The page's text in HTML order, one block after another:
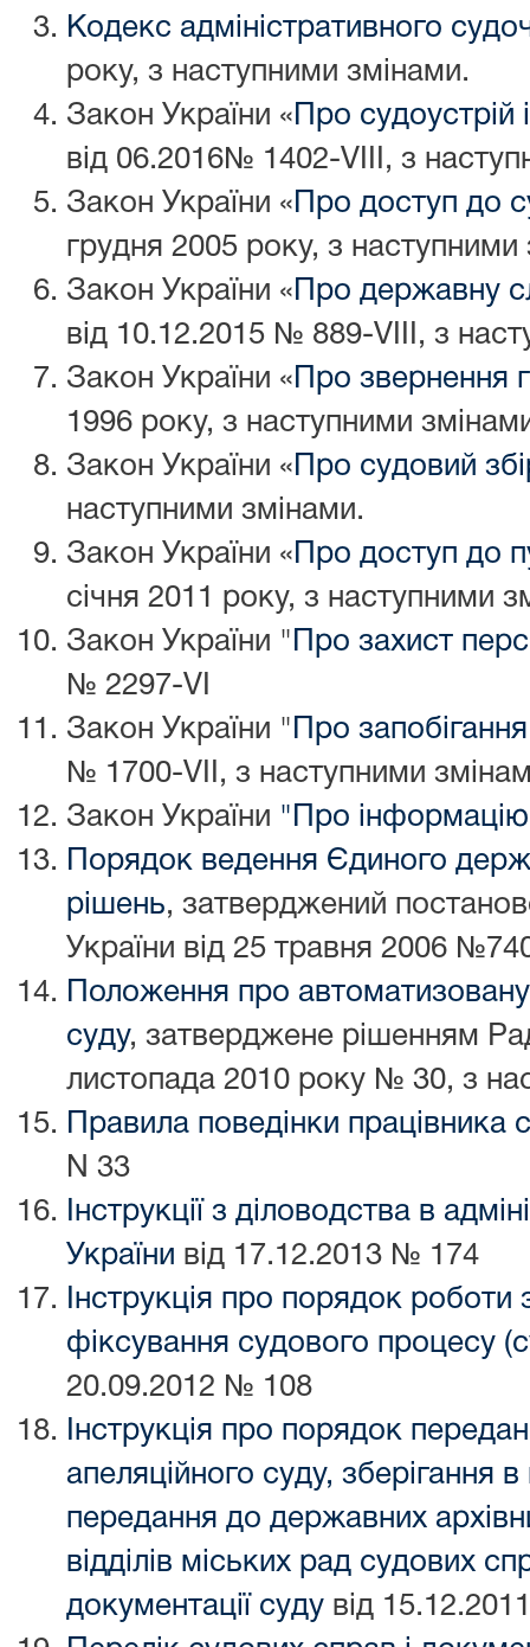
Кодекс адміністративного
року, з наступними змінами.
Закон України « Про судоустрій
від 06.2016№ 1402-VIII, з
Закон України « Про доступ до
грудня 2005 року, з наступними
Закон України « Про державну
від 10.12.2015 № 889-VIII, з
Закон України « Про звернення
1996 року, з наступними
Закон України « Про судовий
наступними змінами.
Закон України « Про доступ до
січня 2011 року, з наступними
Закон України " Про захист
№ 2297-VI
Закон України " Про
№ 1700-VII, з наступними
Закон України "Про
Порядок ведення Єдиного
рішень, затверджений
України від 25 травня 2006
Положення про
суду, затверджене рішенням
листопада 2010 року № 30, з
Правила поведінки працівника
N 33
Інструкції з діловодства в
України від 17.12.2013 № 174
Інструкція про порядок
фіксування судового процесу
20.09.2012 № 108
Інструкція про порядок
апеляційного суду, зберігання
передання до державних
відділів міських рад судових
документації суду від